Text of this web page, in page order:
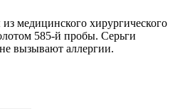
медицинского хирургического
585-й пробы. Серьги
вызывают аллергии.